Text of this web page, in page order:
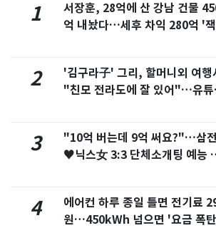
1
서장훈, 28억에 산 강남 건물
억 내놨다…세후 차익 280억 '
2
'김구라子' 그리, 할머니외 여행
"친모 전라도에 잘 있어"…유튜
3
"10억 버는데 9억 써요?"…삼
♥닉스女 3:3 단체소개팅 예능
4
에어컨 하루 종일 틀면 전기료
원…450kWh 넘으면 '요금 폭